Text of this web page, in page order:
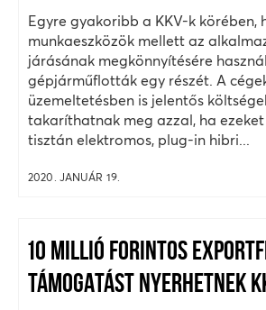
Egyre gyakoribb a KKV-k körében,
munkaeszközök mellett az
járásának megkönnyítésére
gépjárműflották egy részét. A
üzemeltetésben is jelentős
takaríthatnak meg azzal, ha
tisztán elektromos, plug-in hibri...
2020. JANUÁR 19.
10 MILLIÓ FORINTOS
TÁMOGATÁST NYERHETNEK